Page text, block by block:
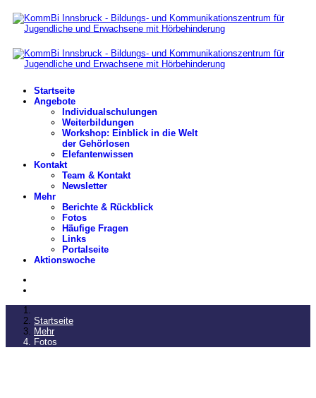
Startseite
Angebote
Individualschulungen
Weiterbildungen
Workshop: Einblick in die Welt
der Gehörlosen
Elefantenwissen
Kontakt
Team & Kontakt
Newsletter
Mehr
Berichte & Rückblick
Fotos
Häufige Fragen
Links
Portalseite
Aktionswoche
Startseite
Mehr
Fotos